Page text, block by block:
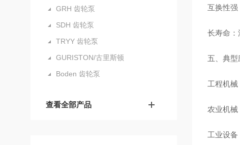
GRH 齿轮泵
SDH 齿轮泵
TRYY 齿轮泵
GURISTON/古里斯顿
Boden 齿轮泵
查看全部产品
互换性强
长寿命：
五、典
工程机
农业机
工业设